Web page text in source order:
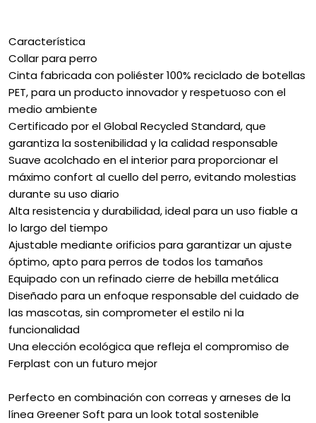
Característica
Collar para perro
Cinta fabricada con poliéster 100% reciclado de botellas
PET, para un producto innovador y respetuoso con el
medio ambiente
Certificado por el Global Recycled Standard, que
garantiza la sostenibilidad y la calidad responsable
Suave acolchado en el interior para proporcionar el
máximo confort al cuello del perro, evitando molestias
durante su uso diario
Alta resistencia y durabilidad, ideal para un uso fiable a
lo largo del tiempo
Ajustable mediante orificios para garantizar un ajuste
óptimo, apto para perros de todos los tamaños
Equipado con un refinado cierre de hebilla metálica
Diseñado para un enfoque responsable del cuidado de
las mascotas, sin comprometer el estilo ni la
funcionalidad
Una elección ecológica que refleja el compromiso de
Ferplast con un futuro mejor
Perfecto en combinación con correas y arneses de la
línea Greener Soft para un look total sostenible